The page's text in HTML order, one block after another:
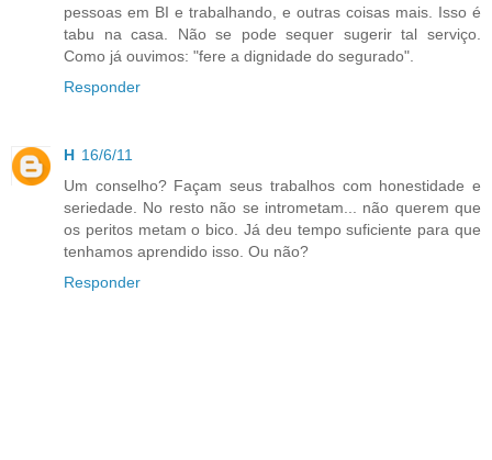
pessoas em BI e trabalhando, e outras coisas mais. Isso é
tabu na casa. Não se pode sequer sugerir tal serviço.
Como já ouvimos: "fere a dignidade do segurado".
Responder
H 16/6/11
Um conselho? Façam seus trabalhos com honestidade e
seriedade. No resto não se intrometam... não querem que
os peritos metam o bico. Já deu tempo suficiente para que
tenhamos aprendido isso. Ou não?
Responder